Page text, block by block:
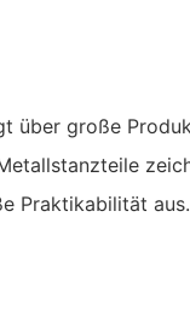
über große
Praktikabilität aus.